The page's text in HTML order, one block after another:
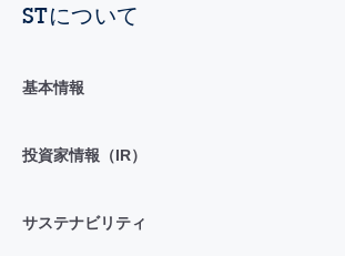
STについて
基本情報
投資家情報（IR）
サステナビリティ